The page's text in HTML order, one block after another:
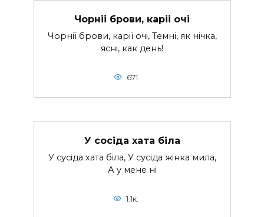
Чорнii брови, карii очi
Чорнiï брови, карiï очi, Темнi, як нiчка,
яснi, как день!
671
У сосiда хата бiла
У сусiда хата бiла, У сусiда жiнка мила,
А у мене нi
1.1к.